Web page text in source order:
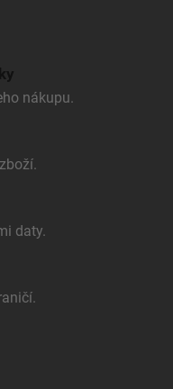
nákupu.
daty.